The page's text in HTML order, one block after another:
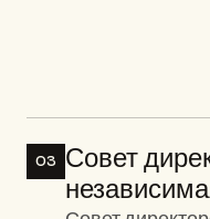
03
Совет